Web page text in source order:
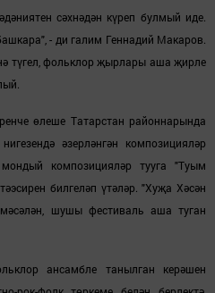
сәхнәдән күреп булмый иде.
- ди галим Геннадий Макаров.
түгел, фольклор җырлары аша җирле
өлеше Татарстан районнарында
әзерләнгән композицияләр
композицияләр тууга "Туым
билгеләп үтәләр. "Хуҗа Хәсән
шушы фестиваль аша туган
ансамбле танылган керәшен